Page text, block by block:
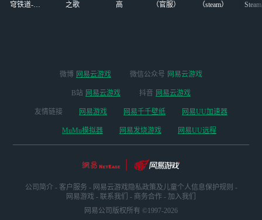
穹铁道-4.4
之歌
高
（官服）
（steam）
微博 网易云游戏 微信公众号 网易云游戏
B站 网易云游戏 抖音 网易云游戏
友情链接 网易游戏 网易千千壁纸 网易UU加速器
MuMu模拟器 网易发烧游戏 网易UU远程
公司简介 - 客户服务 - 网易云游戏隐私政策及儿童个人信息保护规则 -
网易游戏 - 联系我们 - 商务合作 - 加入我们
网易公司版权所有 ©1997-2026